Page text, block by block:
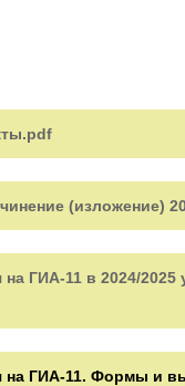
(изложение)
ГИА-11 в 2024/2025
ГИА-11. Формы и